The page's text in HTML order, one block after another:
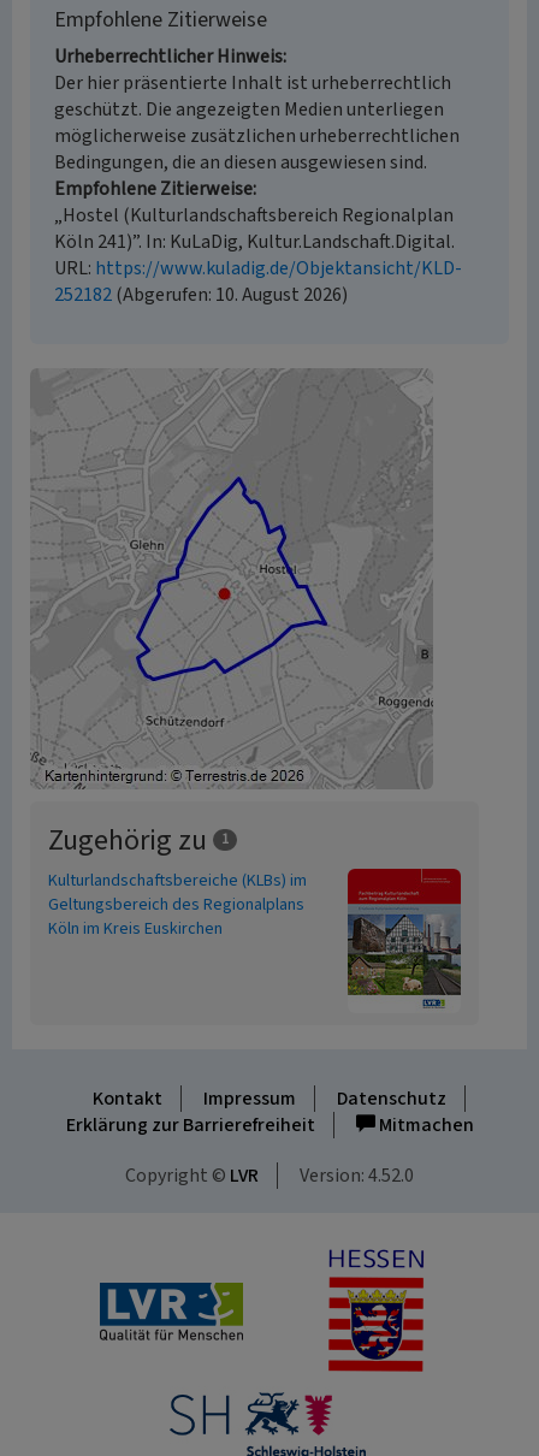
Empfohlene Zitierweise
Urheberrechtlicher Hinweis
Der hier präsentierte Inhalt ist urheberrechtlich
geschützt. Die angezeigten Medien unterliegen
möglicherweise zusätzlichen urheberrechtlichen
Bedingungen, die an diesen ausgewiesen sind.
Empfohlene Zitierweise
„Hostel (Kulturlandschaftsbereich Regionalplan
Köln 241)”. In: KuLaDig, Kultur.Landschaft.Digital.
URL: https://www.kuladig.de/Objektansicht/KLD-
252182(Abgerufen: 10. August 2026)
Zugehörig zu 1
Kulturlandschaftsbereiche (KLBs) im
Geltungsbereich des Regionalplans
Köln im Kreis Euskirchen
Kontakt Impressum
Datenschutz
Erklärung zur Barrierefreiheit
Mitmachen
Copyright © LVR Version: 4.52.0